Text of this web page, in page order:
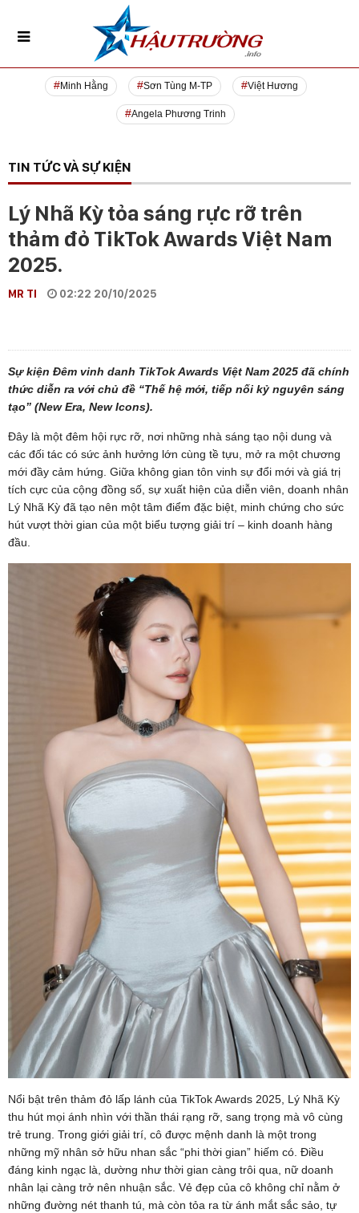
Minh Hằng Sơn Tùng M-TP Việt Hương
Angela Phương Trinh
TIN TỨC VÀ SỰ KIỆN
Lý Nhã Kỳ tỏa sáng rực rỡ trên
thảm đỏ TikTok Awards Việt Nam
2025.
MR TI 02:22 20/10/2025
Sự kiện Đêm vinh danh TikTok Awards Việt Nam 2025 đã chính
thức diễn ra với chủ đề “Thế hệ mới, tiếp nối kỷ nguyên sáng
tạo” (New Era, New Icons).
Đây là một đêm hội rực rỡ, nơi những nhà sáng tạo nội dung và
các đối tác có sức ảnh hưởng lớn cùng tề tựu, mở ra một chương
mới đầy cảm hứng. Giữa không gian tôn vinh sự đổi mới và giá trị
tích cực của cộng đồng số, sự xuất hiện của diễn viên, doanh nhân
Lý Nhã Kỳ đã tạo nên một tâm điểm đặc biệt, minh chứng cho sức
hút vượt thời gian của một biểu tượng giải trí – kinh doanh hàng
đầu.
Nổi bật trên thảm đỏ lấp lánh của TikTok Awards 2025, Lý Nhã Kỳ
thu hút mọi ánh nhìn với thần thái rạng rỡ, sang trọng mà vô cùng
trẻ trung. Trong giới giải trí, cô được mệnh danh là một trong
những mỹ nhân sở hữu nhan sắc “phi thời gian” hiếm có. Điều
đáng kinh ngạc là, dường như thời gian càng trôi qua, nữ doanh
nhân lại càng trở nên nhuận sắc. Vẻ đẹp của cô không chỉ nằm ở
những đường nét thanh tú, mà còn tỏa ra từ ánh mắt sắc sảo, tự